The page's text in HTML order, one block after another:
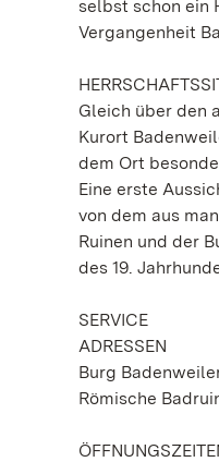
selbst schon ein
Vergangenheit
Gleich über den
Kurort
dem Ort
Eine erste
von dem aus
Ruinen und der
des 19.
SERVICE
ADRESSEN
Burg
Römische